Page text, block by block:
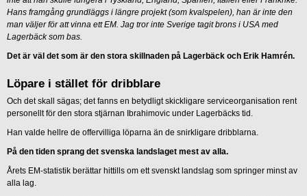
Hans framgång grundläggs i längre projekt (som kvalspelen), han är inte den
man väljer för att vinna ett EM. Jag tror inte Sverige tagit brons i USA med
Lagerbäck som bas.
Det är väl det som är den stora skillnaden på Lagerbäck och Erik Hamrén.
Löpare i stället för dribblare
Och det skall sägas; det fanns en betydligt skickligare serviceorganisation rent
personellt för den stora stjärnan Ibrahimovic under Lagerbäcks tid.
Han valde hellre de offervilliga löparna än de snirkligare dribblarna.
På den tiden sprang det svenska landslaget mest av alla.
Årets EM-statistik berättar hittills om ett svenskt landslag som springer minst av
alla lag.